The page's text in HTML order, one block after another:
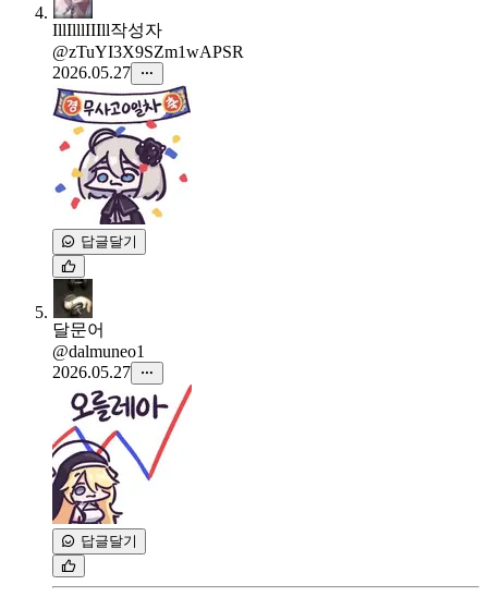
IllIlllIIIll작성자
@zTuYI3X9SZm1wAPSR
2026.05.27
답글달기
달문어
@dalmuneo1
2026.05.27
답글달기